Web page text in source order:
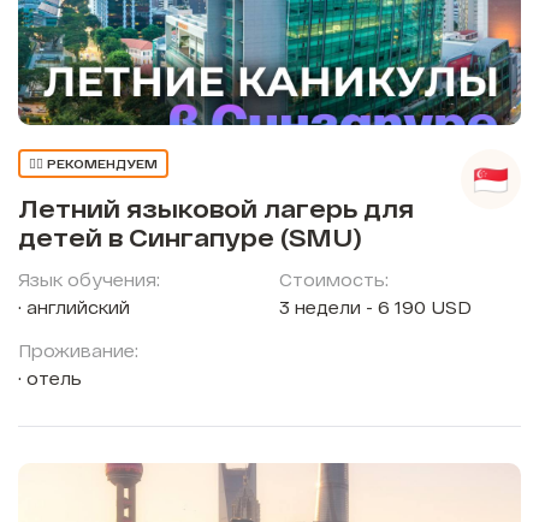
👍🏼 РЕКОМЕНДУЕМ
Летний языковой лагерь для
детей в Сингапуре (SMU)
Язык обучения:
английский
Проживание:
отель
Стоимость:
3 недели - 6 190 USD